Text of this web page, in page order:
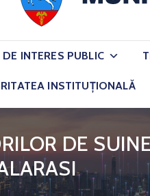
INTERES PUBLIC
INSTITUȚIONALĂ
DE